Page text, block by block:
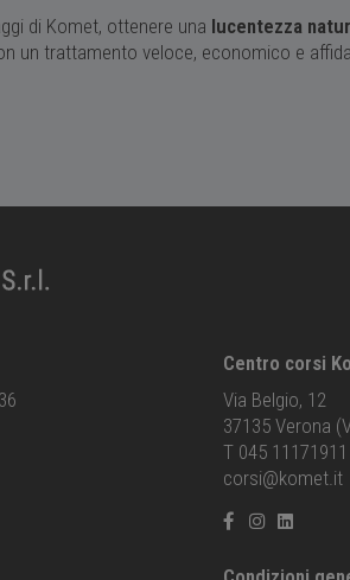
di Komet, ottenere una lucentezza
un trattamento veloce, economico e
Centro corsi
Via Belgio, 12
37135 Verona
T 045 11171911
corsi@komet.it